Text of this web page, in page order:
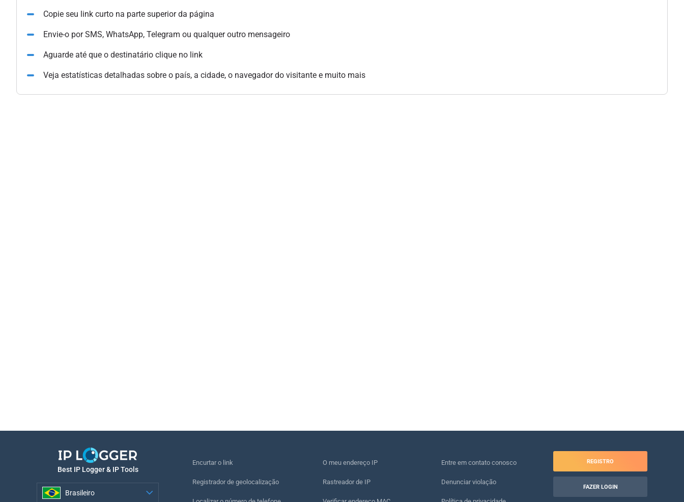
Copie seu link curto na parte superior da página
Envie-o por SMS, WhatsApp, Telegram ou qualquer outro mensageiro
Aguarde até que o destinatário clique no link
Veja estatísticas detalhadas sobre o país, a cidade, o navegador do visitante e muito mais
Best IP Logger & IP Tools
Brasileiro
Encurtar o link
Registrador de geolocalização
O meu endereço IP
Rastreador de IP
Entre em contato conosco
Denunciar violação
REGISTRO
FAZER LOGIN